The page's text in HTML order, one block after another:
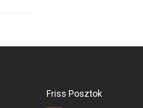
Friss Posztok